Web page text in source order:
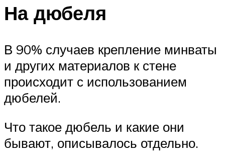
На дюбеля
В 90% случаев крепление минваты
и других материалов к стене
происходит с использованием
дюбелей.
Что такое дюбель и какие они
бывают, описывалось отдельно.